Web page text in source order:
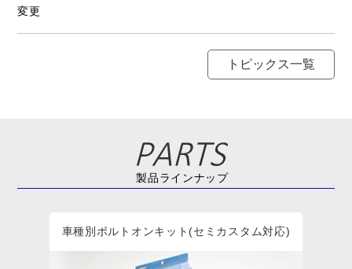
変更
トピックス一覧
製品ラインナップ
車種別ボルトオンキット(セミカスタム対応)